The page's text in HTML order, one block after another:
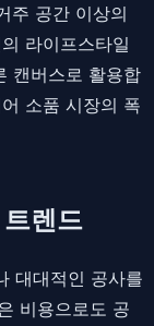
주 공간 이상의
라이프스타일
캔버스로 활용합
소품 시장의 폭
렌드
대대적인 공사를
비용으로도 공